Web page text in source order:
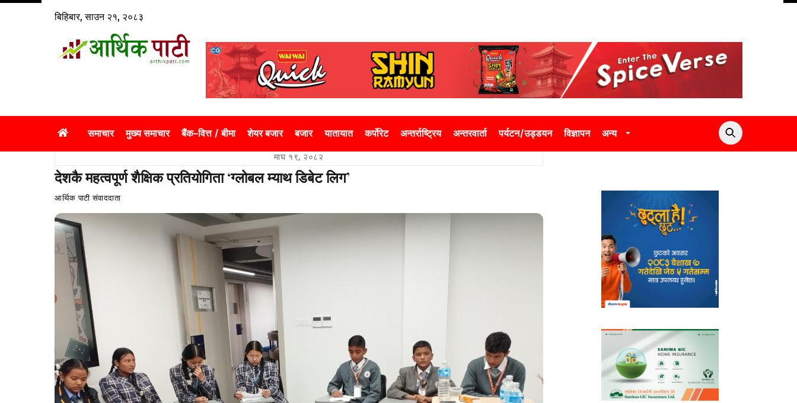
Skip
बिहिबार, साउन २१, २०८३
समाचार मुख्य समाचार बैंक–वित्त / बीमा शेयर बजार बजार यातायात कर्पोरेट अन्तर्राष्ट्रिय अन्तरवार्ता पर्यटन/उड्डयन विज्ञापन अन्य
माघ १९, २०८२
देशकै महत्वपूर्ण शैक्षिक प्रतियोगिता ‘ग्लोबल म्याथ डिबेट लिग’
आर्थिक पाटी संवाददाता